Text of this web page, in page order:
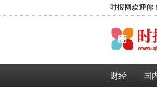
时报网欢迎你！
财经 国